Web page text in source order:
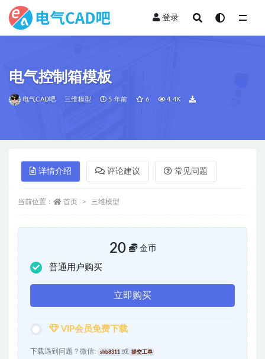
登录
电气控制箱模板
电气CAD吧 三维模型 5 年前 6 4.4K
详情介绍 评论建议 常见问题
当前位置： 首页 三维模型
20 金币
普通用户购买
立即购买
VIP会员免费下载
下载遇到问题？微信: shb8311 或 提交工单